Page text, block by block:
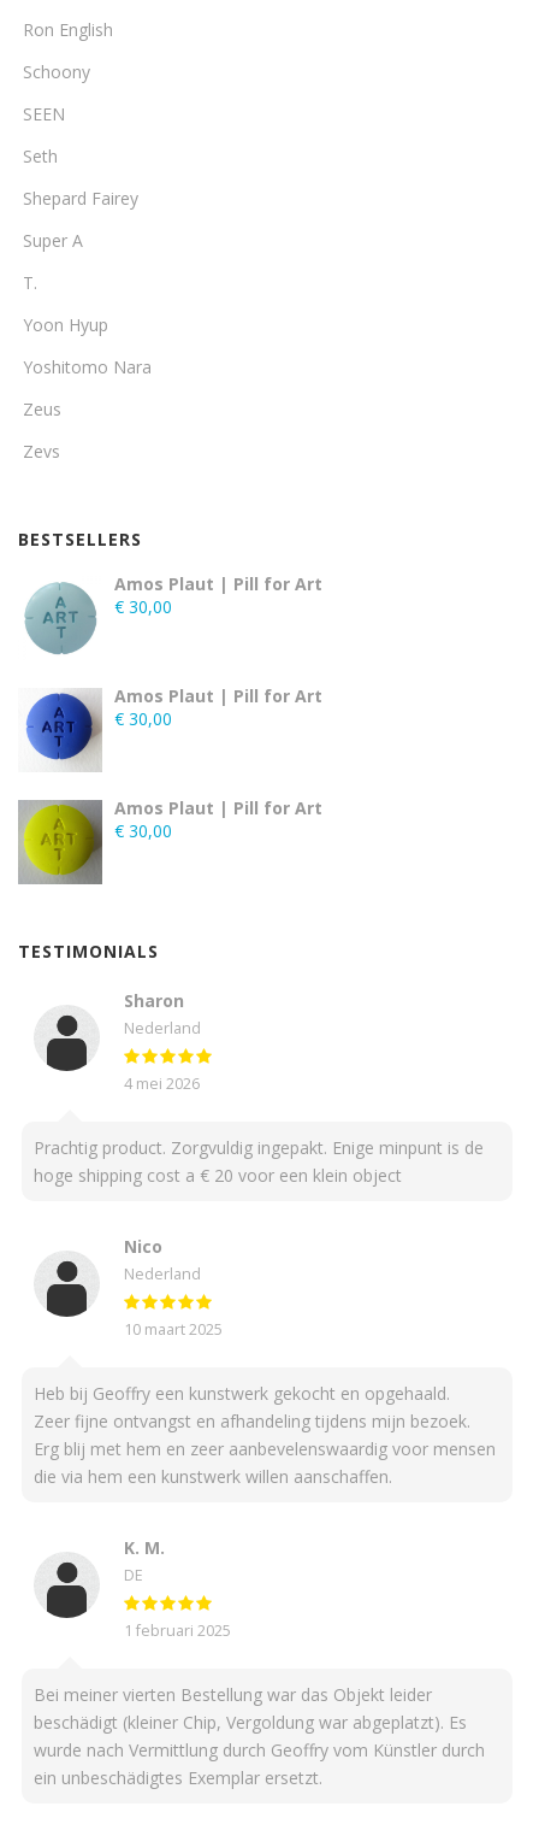
Ron English
Schoony
SEEN
Seth
Shepard Fairey
Super A
T.
Yoon Hyup
Yoshitomo Nara
Zeus
Zevs
BESTSELLERS
Amos Plaut | Pill for Art
€ 30,00
Amos Plaut | Pill for Art
€ 30,00
Amos Plaut | Pill for Art
€ 30,00
TESTIMONIALS
Sharon
Nederland
4 mei 2026
Prachtig product. Zorgvuldig ingepakt. Enige minpunt is de
hoge shipping cost a € 20 voor een klein object
Nico
Nederland
10 maart 2025
Heb bij Geoffry een kunstwerk gekocht en opgehaald.
Zeer fijne ontvangst en afhandeling tijdens mijn bezoek.
Erg blij met hem en zeer aanbevelenswaardig voor mensen
die via hem een kunstwerk willen aanschaffen.
K. M.
DE
1 februari 2025
Bei meiner vierten Bestellung war das Objekt leider
beschädigt (kleiner Chip, Vergoldung war abgeplatzt). Es
wurde nach Vermittlung durch Geoffry vom Künstler durch
ein unbeschädigtes Exemplar ersetzt.